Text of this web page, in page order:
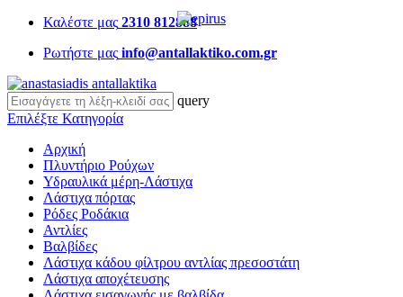
Καλέστε μας 2310 812888
Ρωτήστε μας info@antallaktiko.com.gr
query
Επιλέξτε Κατηγορία
Αρχική
Πλυντήριο Ρούχων
Υδραυλικά μέρη-Λάστιχα
Λάστιχα πόρτας
Ρόδες Ροδάκια
Αντλίες
Βαλβίδες
Λάστιχα κάδου φίλτρου αντλίας πρεσοστάτη
Λάστιχα αποχέτευσης